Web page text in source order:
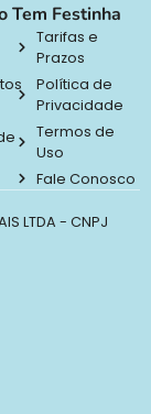
Tem Festinha
Tarifas e
Prazos
Política de
Privacidade
Termos de
Uso
Fale Conosco
LTDA - CNPJ